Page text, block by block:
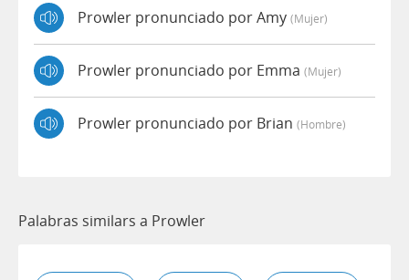
Prowler pronunciado por Amy (mujer)
Prowler pronunciado por Emma (mujer)
Prowler pronunciado por Brian (hombre)
Palabras similars a Prowler